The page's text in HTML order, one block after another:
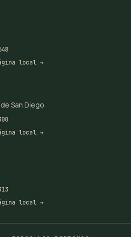
local →
San Diego
local →
local →